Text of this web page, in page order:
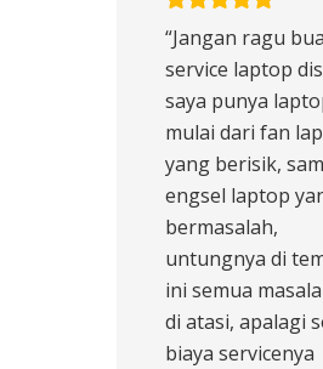
“Jangan ragu
service laptop
saya punya
mulai dari fan
yang berisik,
engsel laptop
bermasalah,
untungnya di
ini semua
di atasi, apalagi
biaya servicenya